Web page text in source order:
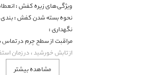
مشاهده بیشتر
ویژگی‌های زیره کفش :
نحوه بسته شدن کفش : بندی
نگهداری :
مراقبت از سطح چرم در تماس
از تابش خورشید ، در زمان